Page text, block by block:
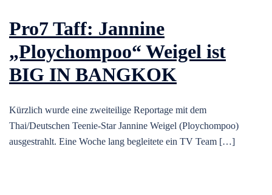
Pro7 Taff: Jannine
„Ploychompoo“ Weigel ist
BIG IN BANGKOK
Kürzlich wurde eine zweiteilige Reportage mit dem
Thai/Deutschen Teenie-Star Jannine Weigel (Ploychompoo)
ausgestrahlt. Eine Woche lang begleitete ein TV Team […]